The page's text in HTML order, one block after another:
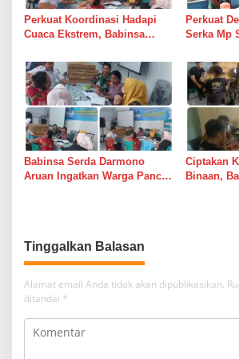
Perkuat Koordinasi Hadapi
Cuaca Ekstrem, Babinsa
Perangkat Desa Siapkan
Langkah Mitigasi
Perkuat
Serka Mp
Warung
Babinsa Serda Darmono
Aruan Ingatkan Warga Pancur
Ciptakan
Binaan,
Tinggalkan Balasan
Alamat email Anda tidak akan dipublikasikan.
ditandai *